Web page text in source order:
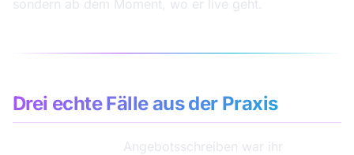
sondern ab dem Moment, wo er live geht.
Drei echte Fälle aus der Praxis
Angebotsschreiben war ihr